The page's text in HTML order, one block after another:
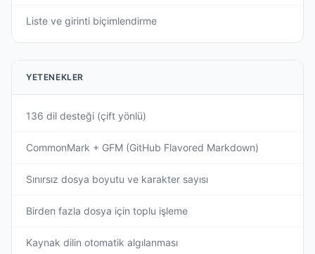
Liste ve girinti biçimlendirme
YETENEKLER
136 dil desteği (çift yönlü)
CommonMark + GFM (GitHub Flavored Markdown)
Sınırsız dosya boyutu ve karakter sayısı
Birden fazla dosya için toplu işleme
Kaynak dilin otomatik algılanması